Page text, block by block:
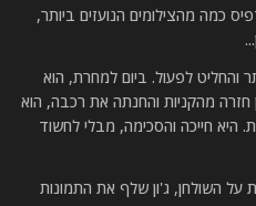
כמה מהצילומים הנועזים ביותר,
והחליט לפעול. ביום למחרת, הוא
חזרה מהקניות והחנתה את רכבה, הוא
היא חייכה והסכימה, מבלי לחשוד
על השולחן, ג'ון שלף את התמונות